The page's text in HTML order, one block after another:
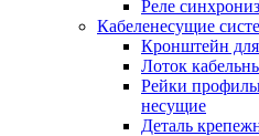
Реле
Кабеленесущие
Кронштейн для
Лоток
Рейки
несущие
Деталь